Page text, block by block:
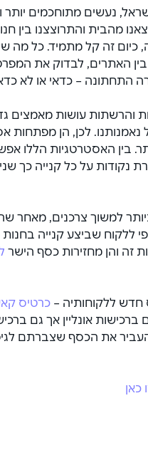
נעשים מתוחכמים יותר
מהבית והתרוצצנו בין
כיום זה קל מתמיד. כל
בין האתרים, לבדוק את
התחתונה – כדאי או לא
והרשתות עושות מאמצים
נאמנותנו. לכן, הן מפתחות
בין האסטרטגיות הללו
נקודות על כל קנייה כך
למשוך צרכנים, מאחר
ללקוח שביצע קנייה
זה והן מחזירות כסף הישר
חדש ללקוחותיה – כרטיס
אונליין אך גם
את הכסף שצברתם